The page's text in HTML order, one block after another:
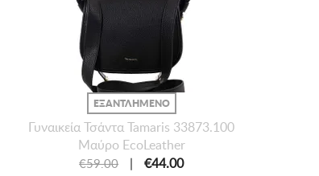
ΕΞΑΝΤΛΗΜΕΝΟ
Γυναικεία Τσάντα Tamaris 33873.100
Μαύρο EcoLeather
€59.00 | €44.00